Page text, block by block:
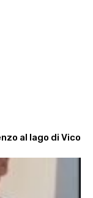
al lago di Vico